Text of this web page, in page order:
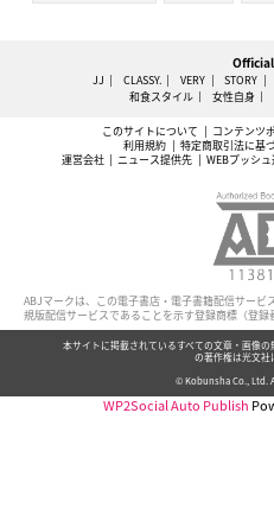
JJ CLASSY. VERY STORY
和食スタイル
女性自身
このサイトについて コンテンツ
利用規約
特定商取引法に基
運営会社
ニュース提供先 WEBプッシ
ABJマークは、この電子書店・電子書籍配信サー
規版配信サービスであることを示す登録商標（登録
本サイトに掲載されているすべての文章・画像
の著作権は光文社
© Kobunsha Co., Ltd.
WP2Social Auto Publish